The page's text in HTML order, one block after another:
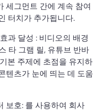
세그먼트 간에 계속 참여
터치가 추가됩니다.
과 달성 : 비디오의 배경
타 그램 릴, 유튜브 반바
본 주제에 초점을 유지하
텐츠가 눈에 띄는 데 도움
보호: 를 사용하여 회사